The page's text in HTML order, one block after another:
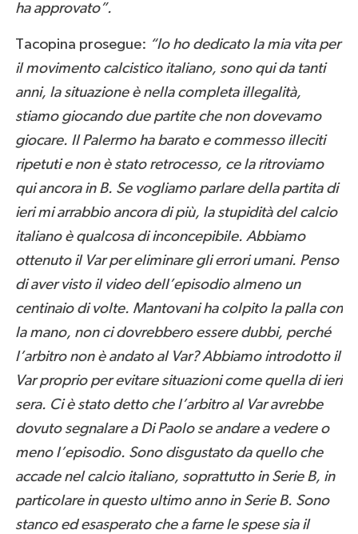
ha approvato”.
Tacopina prosegue: “Io ho dedicato la mia vita per
il movimento calcistico italiano, sono qui da tanti
anni, la situazione è nella completa illegalità,
stiamo giocando due partite che non dovevamo
giocare. Il Palermo ha barato e commesso illeciti
ripetuti e non è stato retrocesso, ce la ritroviamo
qui ancora in B. Se vogliamo parlare della partita di
ieri mi arrabbio ancora di più, la stupidità del calcio
italiano è qualcosa di inconcepibile. Abbiamo
ottenuto il Var per eliminare gli errori umani. Penso
di aver visto il video dell’episodio almeno un
centinaio di volte. Mantovani ha colpito la palla con
la mano, non ci dovrebbero essere dubbi, perché
l’arbitro non è andato al Var? Abbiamo introdotto il
Var proprio per evitare situazioni come quella di ieri
sera. Ci è stato detto che l’arbitro al Var avrebbe
dovuto segnalare a Di Paolo se andare a vedere o
meno l’episodio. Sono disgustato da quello che
accade nel calcio italiano, soprattutto in Serie B, in
particolare in questo ultimo anno in Serie B. Sono
stanco ed esasperato che a farne le spese sia il